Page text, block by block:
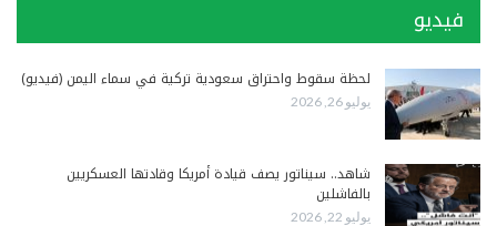
فيديو
لحظة سقوط واحتراق سعودية تركية في سماء اليمن (فيديو)
يوليو 26, 2026
شاهد.. سيناتور يصف قيادة أمريكا وقادتها العسكريين
بالفاشلين
يوليو 22, 2026